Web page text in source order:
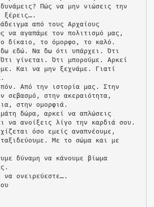
Πώς να μην νιώσεις την
ξέρεις….
από τους Αρχαίους
να αγαπάμε τον πολιτισμό μας,
δίκαιο, το όμορφο, το καλό.
εδώ. Να δω ότι υπάρχει. Ότι
γίνεται. Ότι μπορούμε. Αρκεί
Και να μην ξεχνάμε. Γιατί
Από την ιστορία μας. Στην
σεβασμό, στην ακεραιότητα,
στην ομορφιά.
δώρα, αρκεί να απλώσεις
να ανοίξεις λίγο την καρδιά σου.
όσο εμείς αναπνέουμε,
Με το σώμα και με
δύναμη να κάνουμε βίωμα
να ονειρεύεστε….